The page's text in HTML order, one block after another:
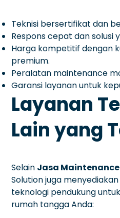
Teknisi bersertifikat dan
Respons cepat dan solusi
Harga kompetitif dengan
premium.
Peralatan maintenance
Garansi layanan untuk
Layanan
Lain yang
Selain Jasa
Solution juga
teknologi pendukung
rumah tangga Anda: